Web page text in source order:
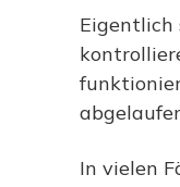
Eigentlich
In vielen